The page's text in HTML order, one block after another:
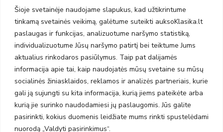
Šioje svetainėje naudojame slapukus, kad užtikrintume
tinkamą svetainės veikimą, galėtume suteikti auksoKlasika.lt
paslaugas ir funkcijas, analizuotume naršymo statistiką,
individualizuotume Jūsų naršymo patirtį bei teiktume Jums
aktualius rinkodaros pasiūlymus. Taip pat dalijamės
informacija apie tai, kaip naudojatės mūsų svetaine su mūsų
socialinės žiniasklaidos, reklamos ir analizės partneriais, kurie
gali ją sujungti su kita informacija, kurią jiems pateikėte arba
kurią jie surinko naudodamiesi jų paslaugomis. Jūs galite
pasirinkti, kokius duomenis leidžiate mums rinkti spustelėdami
nuorodą „Valdyti pasirinkimus“.
Taikos pr. 141
PC BIG 2, Klaipėda
Šilutės pl. 35
PC Banginis, Klaipėda
NAUJIENLAIŠKIS
Prenumeruokite ir gaukite pasiūlymus, naujienas bei riboto
leidimo kolekcijas.